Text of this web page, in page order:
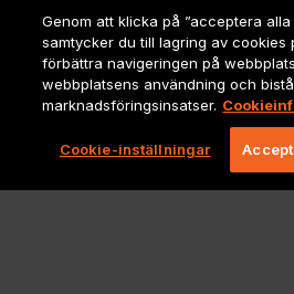
Legal Notices and
Ⓒ Copyright 2026 Lionbridge
reserved.
Genom att klicka på ”acceptera alla
samtycker du till lagring av cookies
förbättra navigeringen på
webbplatsens användning och
marknadsföringsinsatser.
Cookie-inställningar